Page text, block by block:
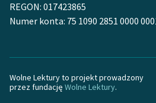
REGON: 017423865
Numer konta: 75 1090 2851 0000
Wolne Lektury to projekt prowadzony
przez fundację Wolne Lektury.